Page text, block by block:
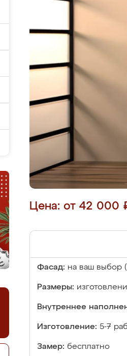
Цена: от 42 000
Фасад: на ваш выбор
Размеры:
Внутреннее
Изготовление: 5-7
Замер: бесплатно